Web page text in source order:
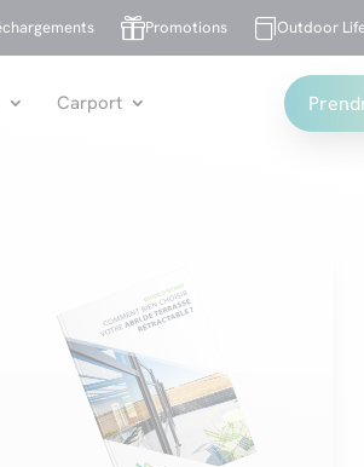
Promotions  Outdoor
Carport